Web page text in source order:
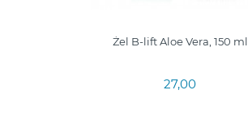
Żel B-lift Aloe Vera, 150 ml.
27,00